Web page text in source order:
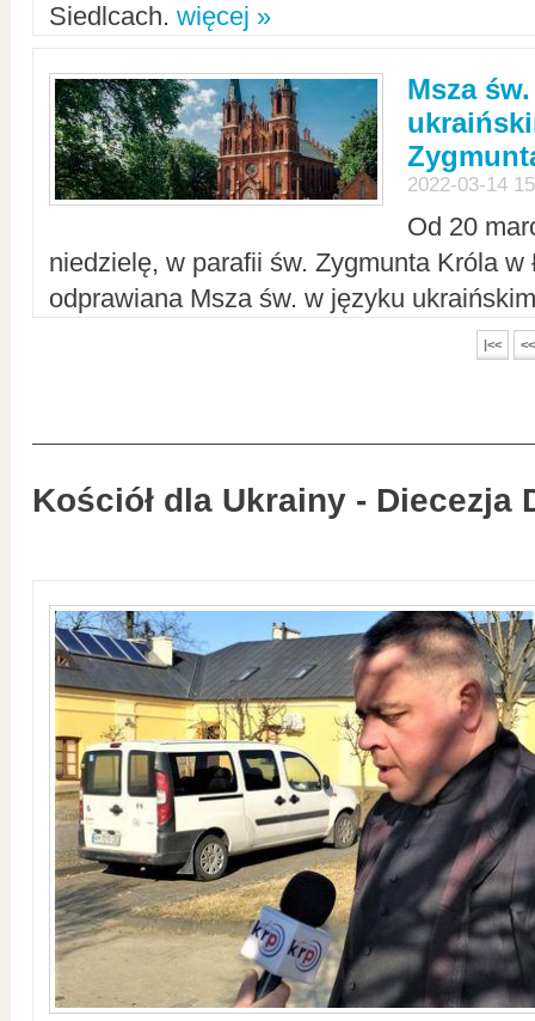
Siedlcach. więcej »
Msza
2022-03-14
Od 20
niedzielę, w parafii św. Zygmunta Króla w
odprawiana Msza św. w języku
|<< <<
Kościół dla Ukrainy - Diecezja